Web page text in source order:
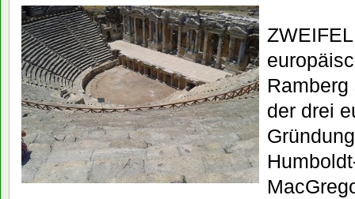
der drei